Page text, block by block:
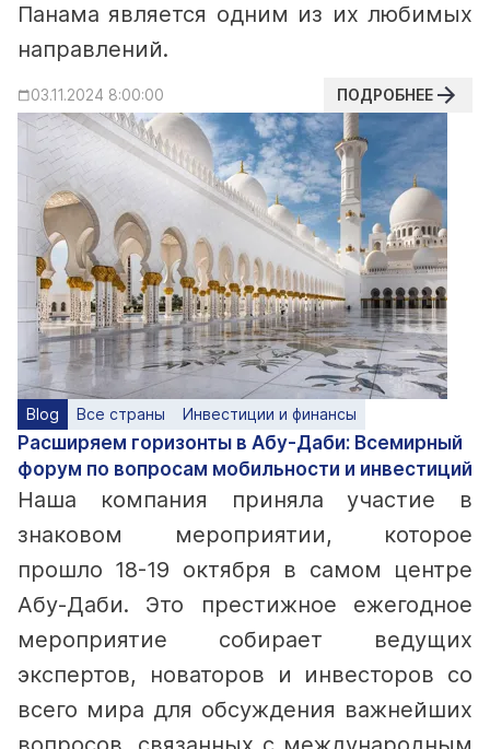
Панама является одним из их любимых
направлений.
03.11.2024 8:00:00 ПОДРОБНЕЕ
Blog Все страны Инвестиции и финансы
Расширяем горизонты в Абу-Даби: Всемирный
форум по вопросам мобильности и инвестиций
Наша компания приняла участие в
знаковом мероприятии, которое
прошло 18-19 октября в самом центре
Абу-Даби. Это престижное ежегодное
мероприятие собирает ведущих
экспертов, новаторов и инвесторов со
всего мира для обсуждения важнейших